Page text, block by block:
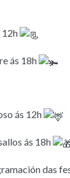
12h
ás 18h
ás 12h
ás 18h
das